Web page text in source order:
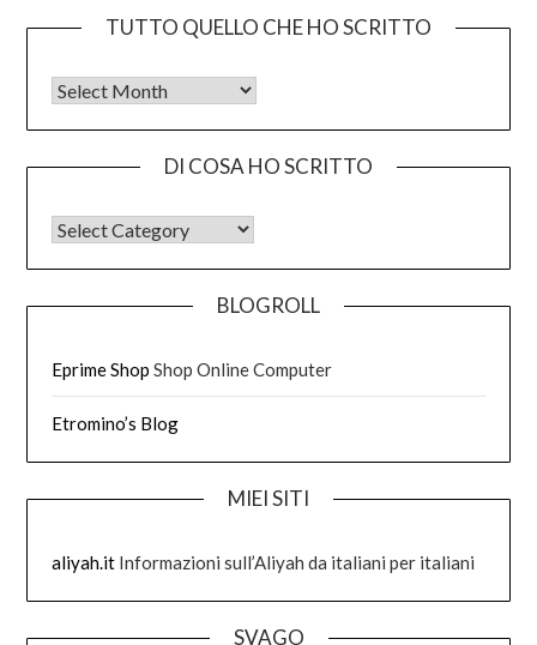
TUTTO QUELLO CHE HO SCRITTO
Tutto quello che ho scritto
DI COSA HO SCRITTO
DI COSA HO SCRITTO
BLOGROLL
Eprime Shop Shop Online Computer
Etromino’s Blog
MIEI SITI
aliyah.it Informazioni sull’Aliyah da italiani per italiani
SVAGO